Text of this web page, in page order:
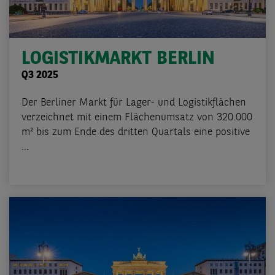
LOGISTIKMARKT BERLIN
Q3 2025
Der Berliner Markt für Lager- und Logistikflächen
verzeichnet mit einem Flächenumsatz von 320.000
m² bis zum Ende des dritten Quartals eine positive
...